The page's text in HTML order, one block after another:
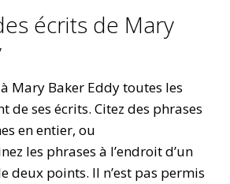
écrits de Mary
Mary Baker Eddy toutes les
de ses écrits. Citez des phrases
en entier, ou
les phrases à l’endroit d’un
deux points. Il n’est pas permis